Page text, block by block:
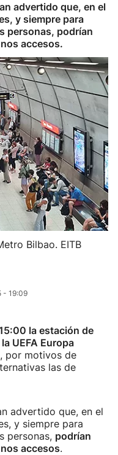
advertido que, en el
y siempre para
personas, podrían
accesos.
Bilbao. EITB
- 19:09
la estación de
UEFA Europa
por motivos de
las de
advertido que, en el
y siempre para
personas, podrían
accesos.